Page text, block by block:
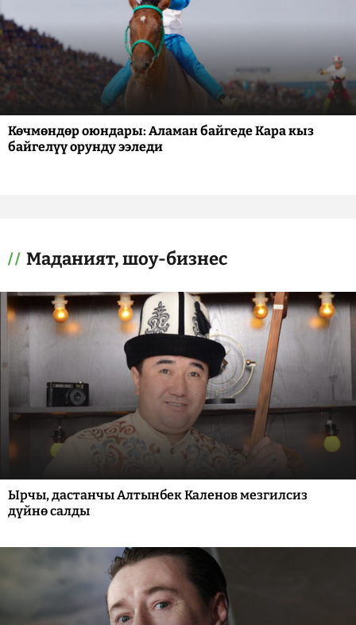
Көчмөндөр оюндары: Аламан байгеде Кара кыз
байгелүү орунду ээледи
Маданият, шоу-бизнес
Ырчы, дастанчы Алтынбек Каленов мезгилсиз
дүйнө салды